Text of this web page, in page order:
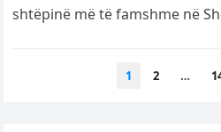
shtëpinë më të famshme në
1 2 …